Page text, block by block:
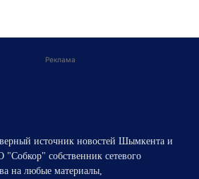
Реклама
источник новостей Шымкента и
"Собкор" собственник сетевого
на любые материалы,